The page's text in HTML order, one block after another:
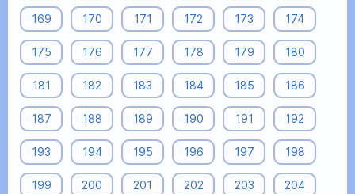
169 170 171 172 173 174
175 176 177 178 179 180
181 182 183 184 185 186
187 188 189 190 191 192
193 194 195 196 197 198
199 200 201 202 203 204